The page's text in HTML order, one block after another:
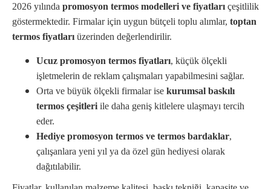
2026 yılında promosyon termos modelleri ve fiyatları çeşitlilik
göstermektedir. Firmalar için uygun bütçeli toplu alımlar, toptan
termos fiyatları üzerinden değerlendirilir.
Ucuz promosyon termos fiyatları, küçük ölçekli
işletmelerin de reklam çalışmaları yapabilmesini sağlar.
Orta ve büyük ölçekli firmalar ise kurumsal baskılı
termos çeşitleri ile daha geniş kitlelere ulaşmayı tercih
eder.
Hediye promosyon termos ve termos bardaklar,
çalışanlara yeni yıl ya da özel gün hediyesi olarak
dağıtılabilir.